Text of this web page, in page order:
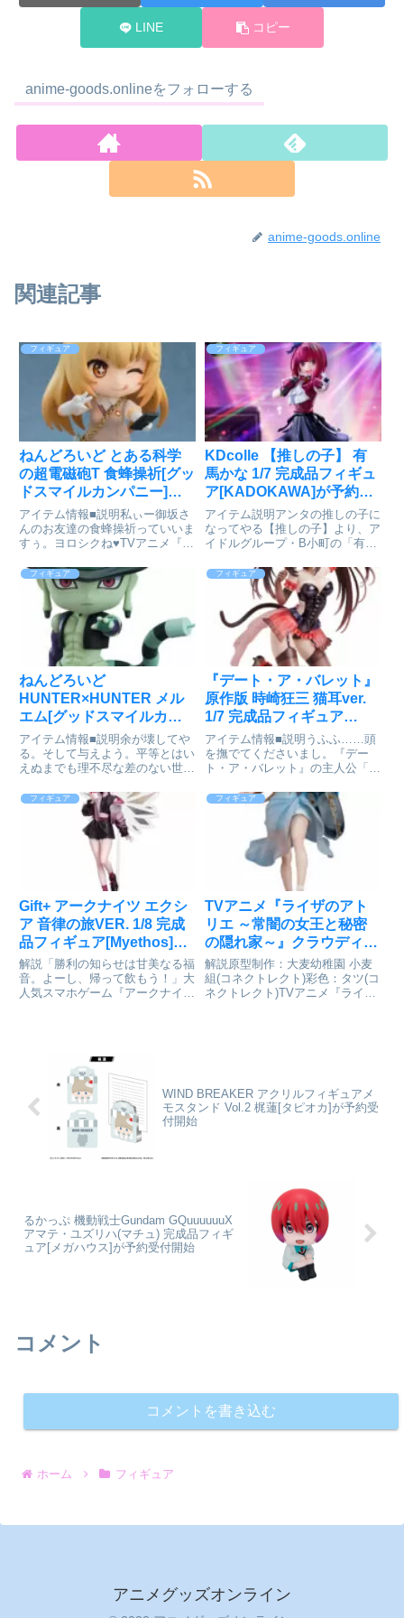
LINE コピー
anime-goods.onlineをフォローする
anime-goods.online
関連記事
フィギュア
ねんどろいど とある科学
の超電磁砲T 食蜂操祈[グッ
ドスマイルカンパニー]が
予約受付中
アイテム情報■説明私ぃー御坂さ
んのお友達の食蜂操祈っていいま
すぅ。ヨロシクね♥TVアニメ『と
「食蜂操祈」がねんどろいどにな
って登場です！●表情パーツ：
「笑顔」「ウインク顔」「デレ
顔」●オプションパーツ：「鞄」
「リ...
フィギュア
KDcolle 【推しの子】 有
馬かな 1/7 完成品フィギュ
ア[KADOKAWA]が予約受
付開始
アイテム説明アンタの推しの子に
なってやる【推しの子】より、ア
イドルグループ・B小町の「有馬
で登場です！B小町のセンターを
務める彼女を、ファーストステー
ジ編の衣装で立体化しました。マ
イクを片手に持ち、強い意志を...
フィギュア
ねんどろいど
HUNTER×HUNTER メル
エム[グッドスマイルカン
パニー]が予約受付開始
アイテム情報■説明余が壊してや
る。そして与えよう。平等とはい
えぬまでも理不尽な差のない世界
『HUNTER×HUNTER』より、
「メルエム」がねんどろいどに登
場です！・表情パーツ：「真顔」
「高揚顔」「驚き顔」・オプショ
フィギュア
『デート・ア・バレット』
原作版 時崎狂三 猫耳ver.
1/7 完成品フィギュア
[KADOKAWA]が予約受付
中
アイテム情報■説明うふふ……頭
を撫でてくださいまし。『デー
ト・ア・バレット』の主人公「時
アで登場です。『デート・ア・バ
レット NOCO画集
NIGHTMARE』用に描き下ろされ
たイラストをモチーフに立体化し
フィギュア
Gift+ アークナイツ エクシ
ア 音律の旅VER. 1/8 完成
品フィギュア[Myethos]が
予約受付開始
解説「勝利の知らせは甘美なる福
音。よーし、帰って飲もう！」大
人気スマホゲーム『アークナイ
ラックへとグラデーションする
フィギュア
TVアニメ『ライザのアト
リエ ～常闇の女王と秘密
の隠れ家～』クラウディ
ア・バレンツ 水着ver. 1/7
完成品フィギュア[PROOF]
が予約受付開始
解説原型制作：大麦幼稚園 小麦
組(コネクトレクト)彩色：タツ(コ
ネクトレクト)TVアニメ『ライザ
WIND BREAKER アクリルフィギュアメ
モスタンド Vol.2 梶蓮[タピオカ]が予約受
付開始
るかっぷ 機動戦士Gundam GQuuuuuuX
アマテ・ユズリハ(マチュ) 完成品フィギ
ュア[メガハウス]が予約受付開始
コメント
コメントを書き込む
ホーム フィギュア
アニメグッズオンライン